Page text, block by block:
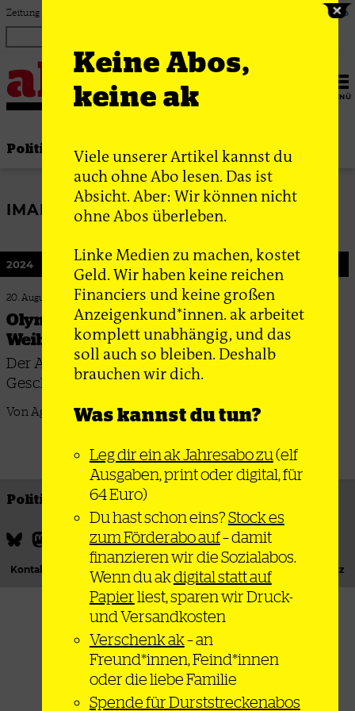
Zum Inhalt springen
Zeitung für linke Debatte & Praxis ak Abo
MENÜ
Politik Thema Bewegung Gesellschaft
IMANE KHELIF
2024
20. August 2024
Olympia, die Nazis und die Erfindung der
Weiblichkeit
Der Autor Michael Waters zeigt, wie das
Geschlechterregime im Sport entstand
Von Agnes Laffert
Politik Thema Bewegung
Kontakt Podcast Newsletter Impressum Datenschutz
Keine Abos,
keine ak
Viele unserer Artikel kannst du
auch ohne Abo lesen. Das ist
Absicht. Aber: Wir können nicht
ohne Abos überleben.
Linke Medien zu machen, kostet
Geld. Wir haben keine reichen
Financiers und keine großen
Anzeigenkund*innen. ak arbeitet
komplett unabhängig, und das
soll auch so bleiben. Deshalb
brauchen wir dich.
Was kannst du tun?
Leg dir ein ak Jahresabo zu(elf
Ausgaben, print oder digital, für
64 Euro)
Du hast schon eins?Stock es
zum Förderabo auf– damit
finanzieren wir die Sozialabos.
Wenn du akdigital statt auf
Papierliest, sparen wir Druck-
und Versandkosten
Verschenk ak– an
Freund*innen, Feind*innen
oder die liebe Familie
Spende für Durststreckenabos